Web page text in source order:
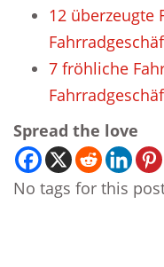
12 überzeugte
7 fröhliche
Spread the love
No tags for this